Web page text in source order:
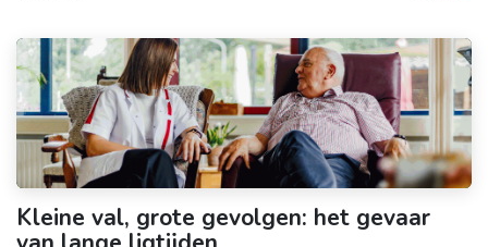
Kleine val, grote gevolgen: het gevaar